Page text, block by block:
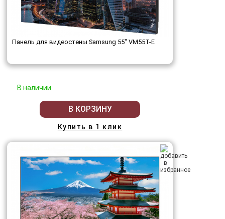
Панель для видеостены Samsung 55" VM55T-E
В наличии
В КОРЗИНУ
Купить в 1 клик